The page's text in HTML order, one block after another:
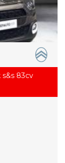
s&s 83cv